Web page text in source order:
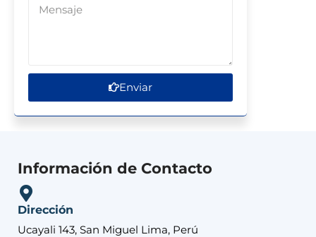
Enviar
Información de Contacto
Dirección
Ucayali 143, San Miguel Lima, Perú